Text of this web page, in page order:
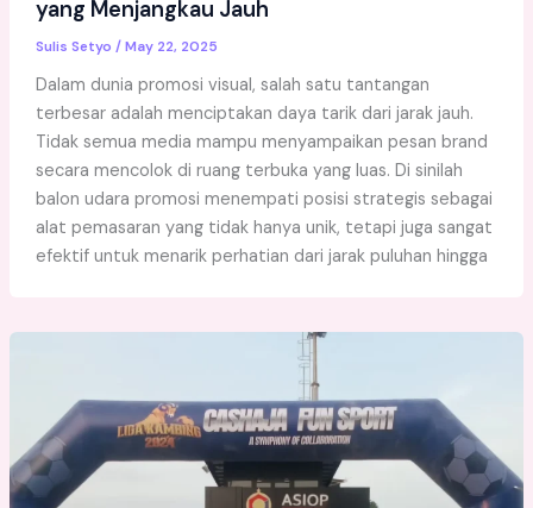
yang Menjangkau Jauh
Sulis Setyo /May 22, 2025
Dalam dunia promosi visual, salah satu tantangan
terbesar adalah menciptakan daya tarik dari jarak jauh.
Tidak semua media mampu menyampaikan pesan brand
secara mencolok di ruang terbuka yang luas. Di sinilah
balon udara promosi menempati posisi strategis sebagai
alat pemasaran yang tidak hanya unik, tetapi juga sangat
efektif untuk menarik perhatian dari jarak puluhan hingga